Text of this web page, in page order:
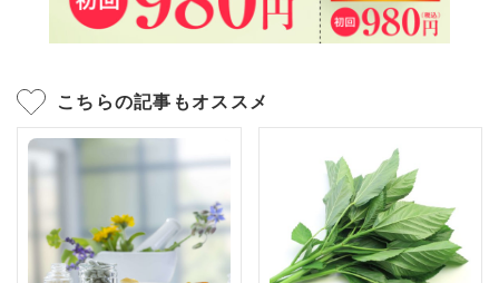
こちらの記事もオススメ